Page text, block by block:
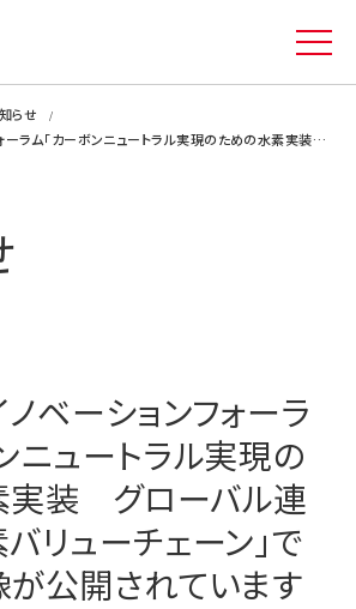
らせ
日経社会イノベーションフォーラム「カーボンニュートラル実現のための水素実装 グローバル連携での水素バリューチェーン」での講演映像が公開されています
ベーションフォーラ
ニュートラル実現の
実装 グローバル連
リューチェーン」で
公開されています